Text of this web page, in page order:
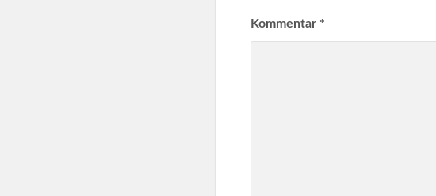
Kommentar *